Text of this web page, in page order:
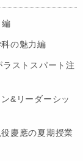
編
の魅力編
ラストスパート注
&リーダーシッ
慶應の夏期授業